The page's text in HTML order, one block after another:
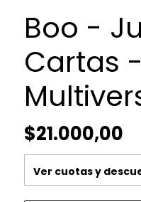
Boo -
Cartas -
$21.000,00
Ver cuotas y